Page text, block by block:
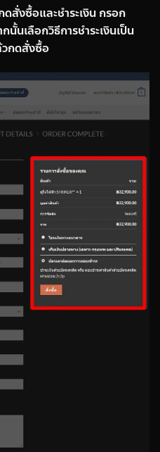
สั่งซื้อและชำระเงิน กรอก
นเลือกวิธีการชำระเงินเป็น
วกดสั่งซื้อ